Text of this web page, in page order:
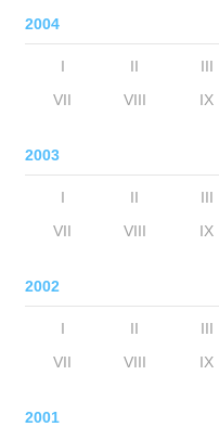
2004
I II III
VII
VIII IX
2003
I II III
VII
VIII IX
2002
I II III
VII
VIII IX
2001